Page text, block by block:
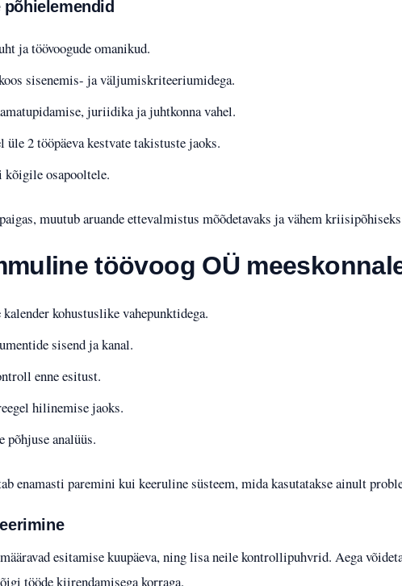
ja töövoogude omanikud.
sisenemis- ja väljumiskriteeriumidega.
juriidika ja juhtkonna vahel.
üle 2 tööpäeva kestvate takistuste jaoks.
kõigile osapooltele.
muutub aruande ettevalmistus mõõdetavaks ja vähem
töövoog OÜ
kohustuslike vahepunktidega.
sisend ja kanal.
enne esitust.
hilinemise jaoks.
põhjuse analüüs.
enamasti paremini kui keeruline süsteem, mida kasutatakse ainult
esitamise kuupäeva, ning lisa neile kontrollipuhvrid. Aega
tööde kiirendamisega korraga.